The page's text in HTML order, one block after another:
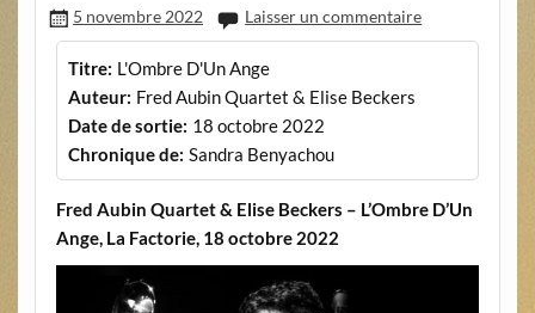
5 novembre 2022 Laisser un commentaire
Titre: L'Ombre D'Un Ange
Auteur: Fred Aubin Quartet & Elise Beckers
Date de sortie: 18 octobre 2022
Chronique de: Sandra Benyachou
Fred Aubin Quartet & Elise Beckers – L’Ombre D’Un
Ange, La Factorie, 18 octobre 2022